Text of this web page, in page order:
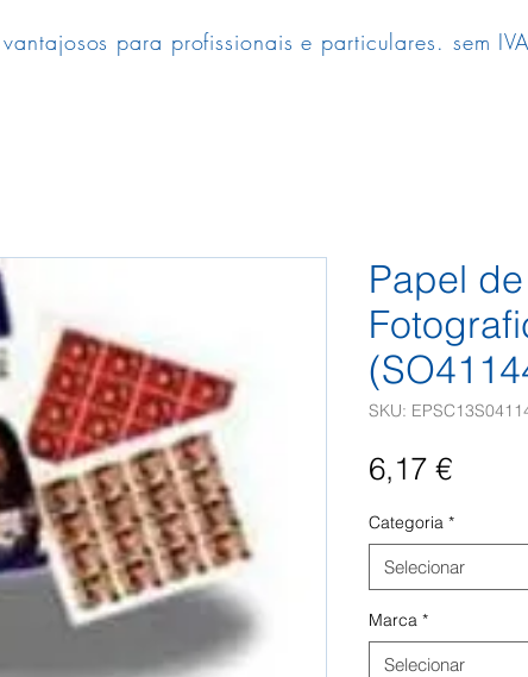
vantajosos para profissionais e particulares. sem
Papel
SKU:
6,17 €Preço
Categoria *
Selecionar
Marca *
Selecionar